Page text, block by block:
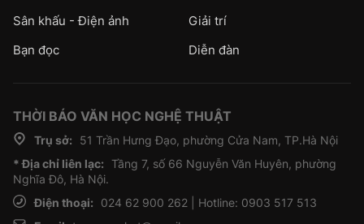
Sân khấu - Điện ảnh
Giải trí
Bạn đọc
Diễn đàn
THỜI BÁO VĂN HỌC NGHỆ THUẬT
Trụ sở:
51 Trần Hưng Đạo, phường Cửa Nam, TP.Hà Nội
* Địa chỉ liên lạc: Tầng 7, số 66 Nguyễn Văn Huyên, phường
Nghĩa Đô, Hà Nội.
Điện thoại:
024 62 900 262 | Hotline: 0903 517 513